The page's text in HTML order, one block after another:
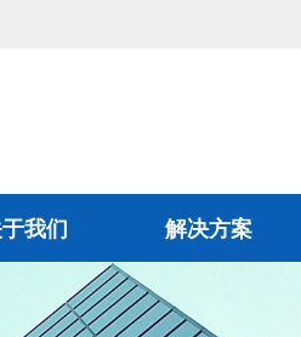
我们 解决方案